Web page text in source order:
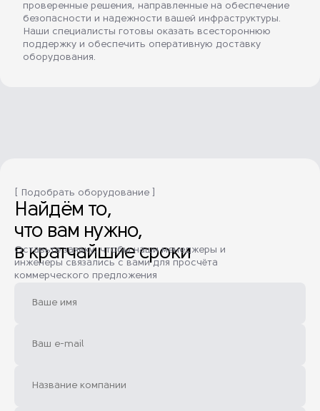
проверенные решения, направленные на обеспечение
безопасности и надежности вашей инфраструктуры.
Наши специалисты готовы оказать всестороннюю
поддержку и обеспечить оперативную доставку
оборудования.
[ Подобрать оборудование ]
Найдём то,
что вам нужно,
в кратчайшие сроки
Оставьте заявку, чтобы наши менеджеры и
инженеры связались с вами для просчёта
коммерческого предложения